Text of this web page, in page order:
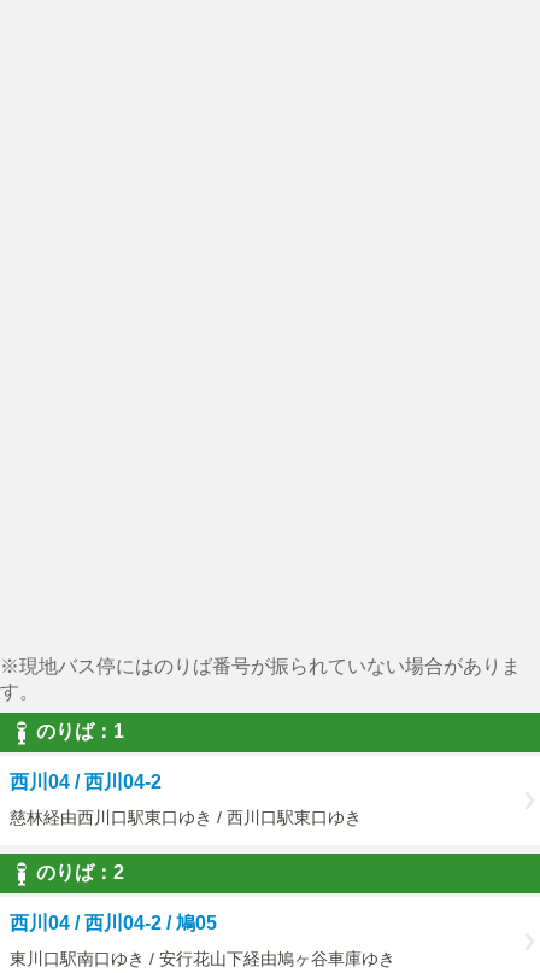
※現地バス停にはのりば番号が振られていない場合がありま
す。
のりば：1
西川04 / 西川04-2
慈林経由西川口駅東口ゆき / 西川口駅東口ゆき
のりば：2
西川04 / 西川04-2 / 鳩05
東川口駅南口ゆき / 安行花山下経由鳩ヶ谷車庫ゆき